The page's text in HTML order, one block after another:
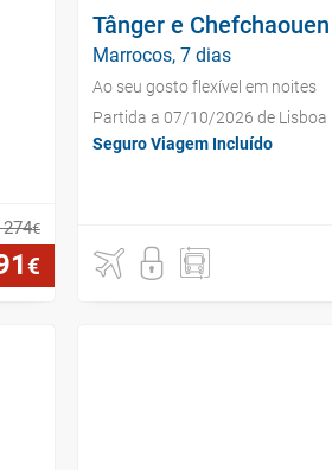
274€
€
Tânger e Chefchaouen
Marrocos, 7 dias
Ao seu gosto flexível em noites
Partida a 07/10/2026 de Lisboa
Seguro Viagem Incluído